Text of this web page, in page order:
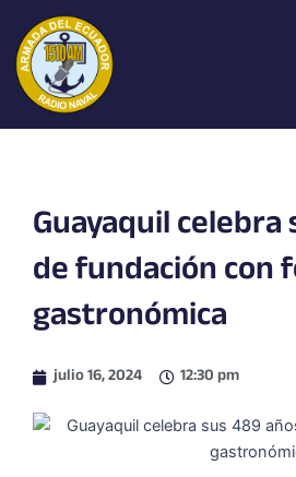
contenido
Guayaquil
de fundación con
gastronómica
julio 16, 2024 12:30 pm